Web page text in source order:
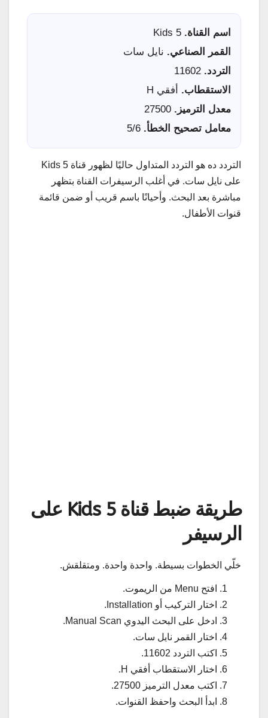
اسم القناة.
القمر الصناعي. نايل سات
التردد.
الاستقطاب. أفقي H
معدل الترميز.
معامل تصحيح الخطأ.
التردد ده هو التردد المتداول حاليًا لظهور قناة 5 Kids
على نايل سات. في أغلب الرسيفرات القناة بتظهر
مباشرة بعد البحث. وأحيانًا باسم قريب أو ضمن قائمة
قنوات الأطفال.
طريقة ضبط قناة 5 Kids على
الرسيفر
خلّي الخطوات بسيطة. واحدة واحدة. ومتقلقش.
افتح Menu من الريموت.
اختار التركيب أو Installation.
ادخل على البحث اليدوي Manual Scan.
اختار القمر نايل سات.
اكتب التردد 11602.
اختار الاستقطاب أفقي H.
اكتب معدل الترميز 27500.
ابدأ البحث واحفظ القنوات.